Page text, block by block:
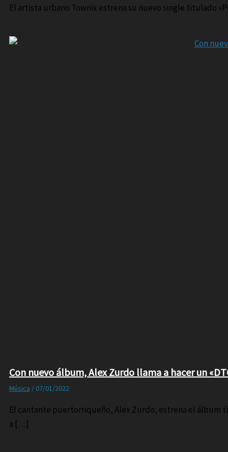
El artista urbano Townix estrena su nuevo single titulado
Con nuevo álbum, Alex Zurdo llama a hacer un
Música / 07/01/2022
El cantante puertorriqueño, Alex Zurdo, estrena el álbum
a […]